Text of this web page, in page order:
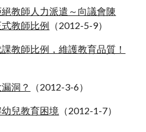
教師人力派遣～向議會陳
教師比例 （2012-5-9）
教師比例，維護教育品質！
洞？ （2012-3-6）
兒教育困境 （2012-1-7）